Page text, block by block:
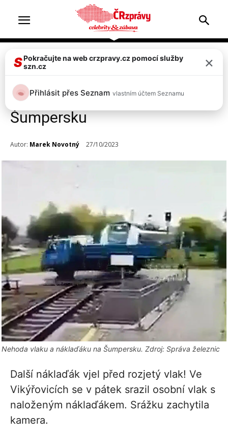
Doprava & nehody
VIDEO: Kamera zachytila
srážku vlaku s náklaďákem na
Šumpersku
Autor: Marek Novotný 27/10/2023
Nehoda vlaku a náklaďáku na Šumpersku. Zdroj: Správa železnic
Další náklaďák vjel před rozjetý vlak! Ve
Vikýřovicích se v pátek srazil osobní vlak s
naloženým náklaďákem. Srážku zachytila
kamera.
SPokračujte na web crzpravy.cz pomocí služby
szn.cz
×
Přihlásit přes Seznam vlastním účtem Seznamu